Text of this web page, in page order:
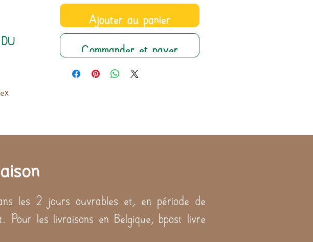
DU
Ajouter au panier
Commander et payer
les 2 jours ouvrables et, en période de
Pour les livraisons en Belgique, bpost livre